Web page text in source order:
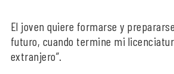
El joven quiere formarse y
futuro, cuando termine mi
extranjero”.